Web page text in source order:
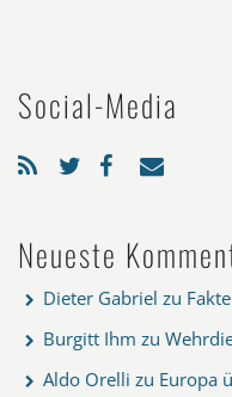
Social-Media
Neueste
Dieter Gabriel zu
Burgitt Ihm zu
Aldo Orelli zu Europa